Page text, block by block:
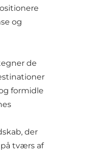
og
de
formidle
der
tværs af